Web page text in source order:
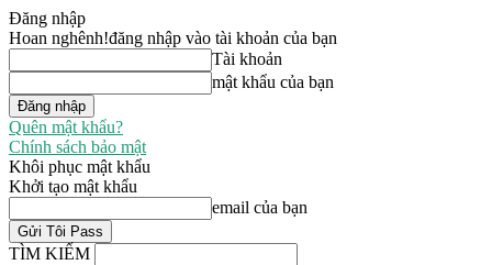
Đăng nhập
Hoan nghênh!đăng nhập vào tài khoản của bạn
Tài khoản
mật khẩu của bạn
Quên mật khẩu?
Chính sách bảo mật
Khôi phục mật khẩu
Khởi tạo mật khẩu
email của bạn
TÌM KIẾM